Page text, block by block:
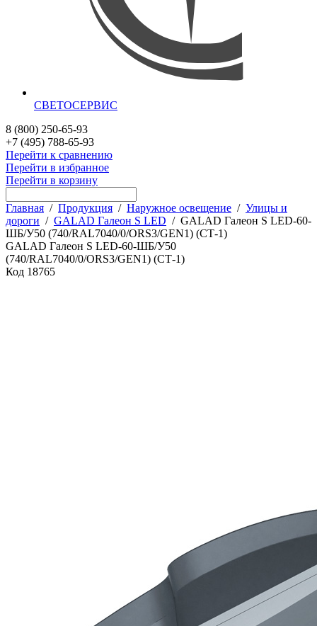
СВЕТОСЕРВИС
8 (800) 250-65-93
+7 (495) 788-65-93
Перейти к сравнению
Перейти в избранное
Перейти в корзину
Главная / Продукция / Наружное освещение / Улицы и
дороги / GALAD Галеон S LED / GALAD Галеон S LED-60-
ШБ/У50 (740/RAL7040/0/ORS3/GEN1) (СТ-1)
GALAD Галеон S LED-60-ШБ/У50
(740/RAL7040/0/ORS3/GEN1) (СТ-1)
Код 18765